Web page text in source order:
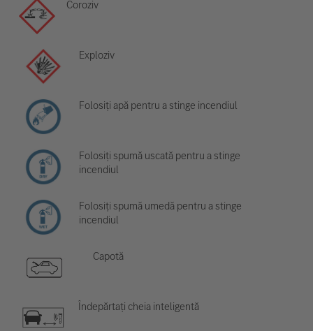
Coroziv
Exploziv
Folosiți apă pentru a stinge incendiul
Folosiți spumă uscată pentru a stinge
incendiul
Folosiți spumă umedă pentru a stinge
incendiul
Capotă
Îndepărtați cheia inteligentă